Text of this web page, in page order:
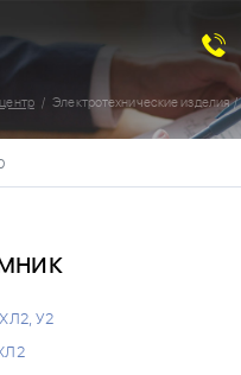
Электротехнические изделия
У2